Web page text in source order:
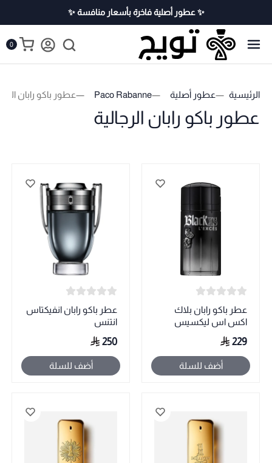
✨ عطور أصلية فاخرة بأسعار منافسة ✨
0
الرئيسية عطور أصلية Paco Rabanne عطور باكو رابان
عطور باكو رابان الرجالية
عطر باكو رابان بلاك
اكس اس ليكسيس
229
أضف للسلة
عطر باكو رابان انفيكتاس
انتنس
250
أضف للسلة